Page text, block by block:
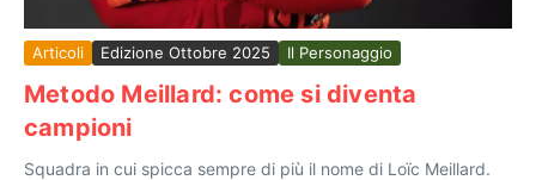
Articoli Edizione Ottobre 2025 Il Personaggio
Metodo Meillard: come si diventa
campioni
Squadra in cui spicca sempre di più il nome di Loïc Meillard.